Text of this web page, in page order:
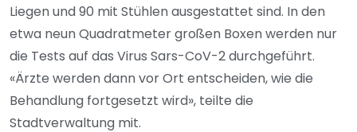
Liegen und 90 mit Stühlen ausgestattet sind. In den
etwa neun Quadratmeter großen Boxen werden nur
die Tests auf das Virus Sars-CoV-2 durchgeführt.
«Ärzte werden dann vor Ort entscheiden, wie die
Behandlung fortgesetzt wird», teilte die
Stadtverwaltung mit.